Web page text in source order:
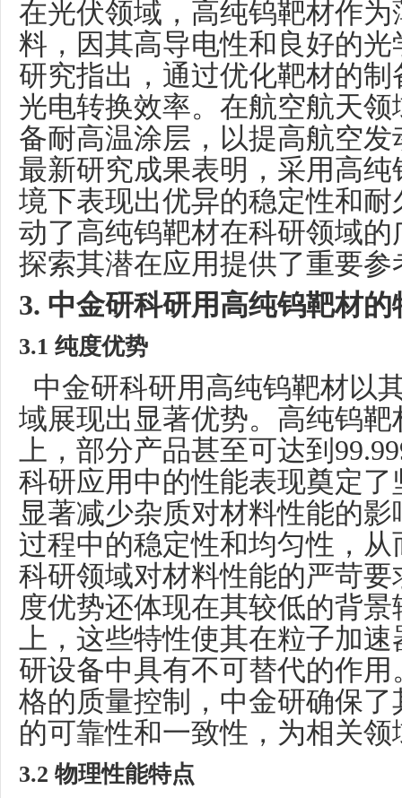
在光伏领域，高纯钨靶材作
料，因其高导电性和良好的
研究指出，通过优化靶材的
光电转换效率。在航空航天
备耐高温涂层，以提高航空
最新研究成果表明，采用高
境下表现出优异的稳定性和
动了高纯钨靶材在科研领域
探索其潜在应用提供了重要参
3. 中金研科研用高纯钨靶材的
3.1 纯度优势
中金研科研用高纯钨靶材以
域展现出显著优势。高纯钨
上，部分产品甚至可达到
科研应用中的性能表现奠定
显著减少杂质对材料性能的
过程中的稳定性和均匀性，
科研领域对材料性能的严苛
度优势还体现在其较低的背
上，这些特性使其在粒子加
研设备中具有不可替代的作
格的质量控制，中金研确保
的可靠性和一致性，为相关
3.2 物理性能特点